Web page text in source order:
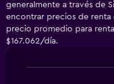
generalmente a través de
encontrar precios de renta
precio promedio para
$167.062/día.